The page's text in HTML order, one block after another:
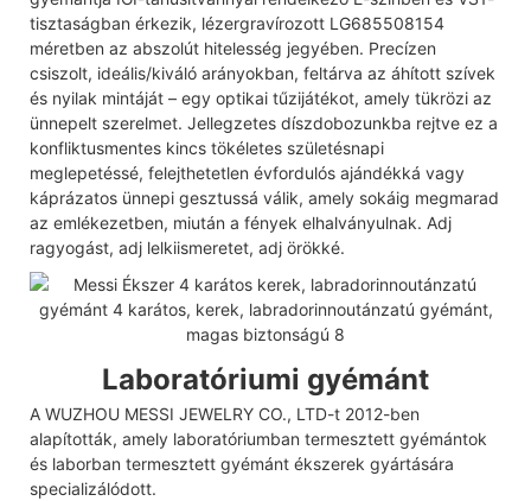
tisztaságban érkezik, lézergravírozott LG685508154
méretben az abszolút hitelesség jegyében. Precízen
csiszolt, ideális/kiváló arányokban, feltárva az áhított szívek
és nyilak mintáját – egy optikai tűzijátékot, amely tükrözi az
ünnepelt szerelmet. Jellegzetes díszdobozunkba rejtve ez a
konfliktusmentes kincs tökéletes születésnapi
meglepetéssé, felejthetetlen évfordulós ajándékká vagy
káprázatos ünnepi gesztussá válik, amely sokáig megmarad
az emlékezetben, miután a fények elhalványulnak. Adj
ragyogást, adj lelkiismeretet, adj örökké.
Laboratóriumi gyémánt
A WUZHOU MESSI JEWELRY CO., LTD-t 2012-ben
alapították, amely laboratóriumban termesztett gyémántok
és laborban termesztett gyémánt ékszerek gyártására
specializálódott.